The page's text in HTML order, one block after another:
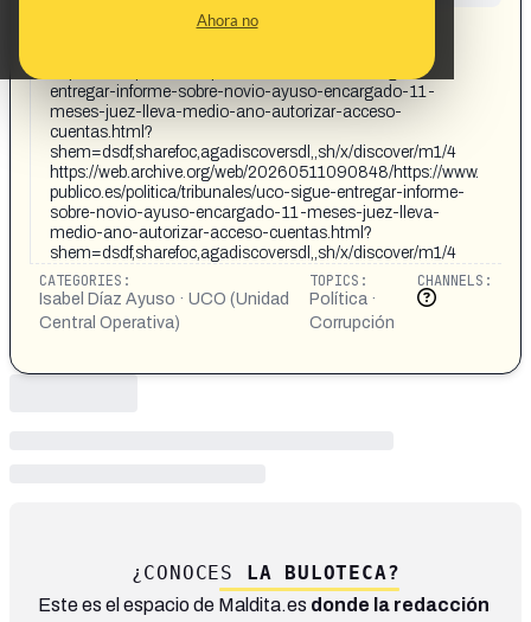
Ahora no
Fuente: Diario Público
entregar-informe-sobre-novio-ayuso-encargado-11-
meses-juez-lleva-medio-ano-autorizar-acceso-
cuentas.html?
shem=dsdf,sharefoc,agadiscoversdl,,sh/x/discover/m1/4
https://web.archive.org/web/20260511090848/https://www.
publico.es/politica/tribunales/uco-sigue-entregar-informe-
sobre-novio-ayuso-encargado-11-meses-juez-lleva-
medio-ano-autorizar-acceso-cuentas.html?
shem=dsdf,sharefoc,agadiscoversdl,,sh/x/discover/m1/4
CATEGORIES:
Isabel Díaz Ayuso · UCO (Unidad
Central Operativa)
TOPICS:
Política ·
Corrupción
CHANNELS:
¿CONOCES LA BULOTECA?
Este es el espacio de Maldita.es donde la redacción